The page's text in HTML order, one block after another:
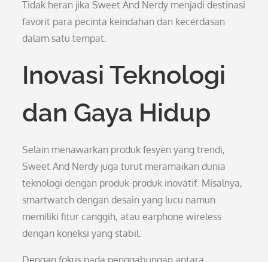
Tidak heran jika Sweet And Nerdy menjadi destinasi
favorit para pecinta keindahan dan kecerdasan
dalam satu tempat.
Inovasi Teknologi
dan Gaya Hidup
Selain menawarkan produk fesyen yang trendi,
Sweet And Nerdy juga turut meramaikan dunia
teknologi dengan produk-produk inovatif. Misalnya,
smartwatch dengan desain yang lucu namun
memiliki fitur canggih, atau earphone wireless
dengan koneksi yang stabil.
Dengan fokus pada penggabungan antara